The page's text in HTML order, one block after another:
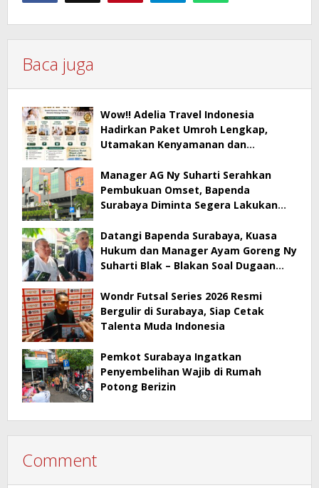
Baca juga
Wow!! Adelia Travel Indonesia
Hadirkan Paket Umroh Lengkap,
Utamakan Kenyamanan dan
Manager AG Ny Suharti Serahkan
Pembukuan Omset, Bapenda
Surabaya Diminta Segera Lakukan
Datangi Bapenda Surabaya, Kuasa
Hukum dan Manager Ayam Goreng Ny
Suharti Blak – Blakan Soal Dugaan
Wondr Futsal Series 2026 Resmi
Bergulir di Surabaya, Siap Cetak
Talenta Muda Indonesia
Pemkot Surabaya Ingatkan
Penyembelihan Wajib di Rumah
Potong Berizin
Comment